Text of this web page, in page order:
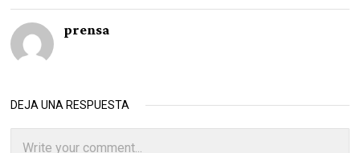
prensa
DEJA UNA RESPUESTA